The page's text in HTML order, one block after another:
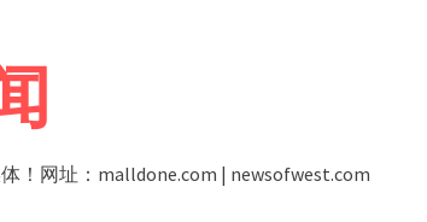
！网址：malldone.com | newsofwest.com